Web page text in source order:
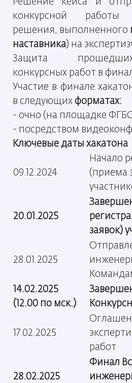
конкурсной работы
решения, выполненного
наставника) на
Защита
конкурсных работ в
Участие в финале
в следующих форматах:
- очно (на площадке
- посредством
Ключевые даты хакатона
09.12.2024
Начало
(приема
20.01.2025
заявок)
28.01.2025
14.02.2025
(12.00 по мск.)
17.02.2025
работ
28.02.2025
Финал